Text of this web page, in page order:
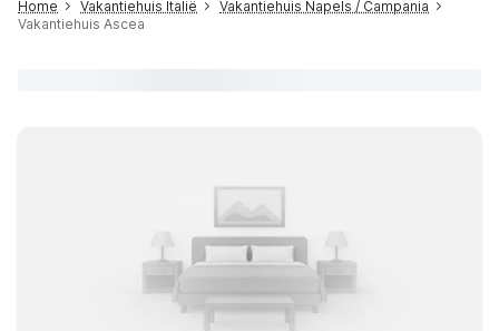
Home Vakantiehuis Italië
Vakantiehuis Napels / Campania
Vakantiehuis Ascea